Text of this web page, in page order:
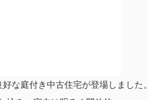
な庭付き中古住宅が登場しました。